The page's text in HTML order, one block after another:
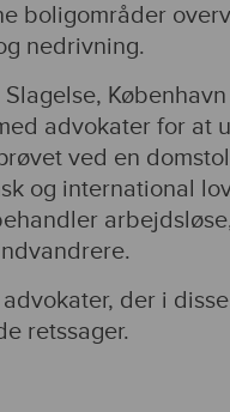
boligområder
nedrivning.
Slagelse,
advokater for at
ved en
og international
der i
retssager.